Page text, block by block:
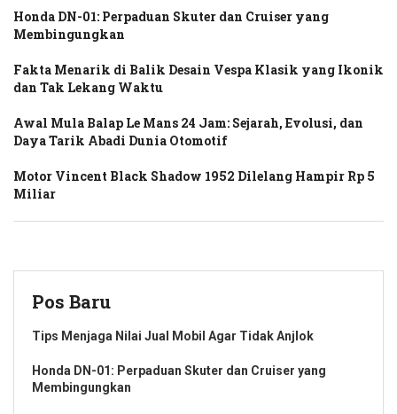
Honda DN-01: Perpaduan Skuter dan Cruiser yang
Membingungkan
Fakta Menarik di Balik Desain Vespa Klasik yang Ikonik
dan Tak Lekang Waktu
Awal Mula Balap Le Mans 24 Jam: Sejarah, Evolusi, dan
Daya Tarik Abadi Dunia Otomotif
Motor Vincent Black Shadow 1952 Dilelang Hampir Rp 5
Miliar
Pos Baru
Tips Menjaga Nilai Jual Mobil Agar Tidak Anjlok
Honda DN-01: Perpaduan Skuter dan Cruiser yang
Membingungkan